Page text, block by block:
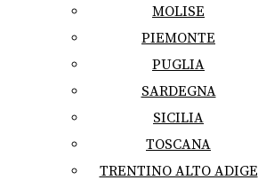
MOLISE
PIEMONTE
PUGLIA
SARDEGNA
SICILIA
TOSCANA
TRENTINO ALTO ADIGE